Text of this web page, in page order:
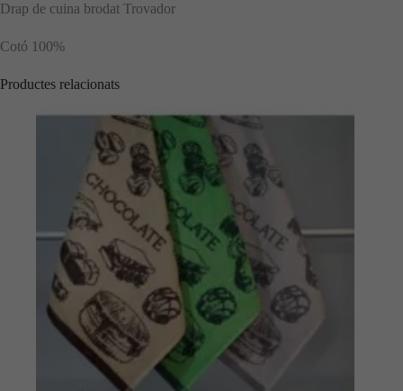
Drap de cuina brodat Trovador
Cotó 100%
Productes relacionats